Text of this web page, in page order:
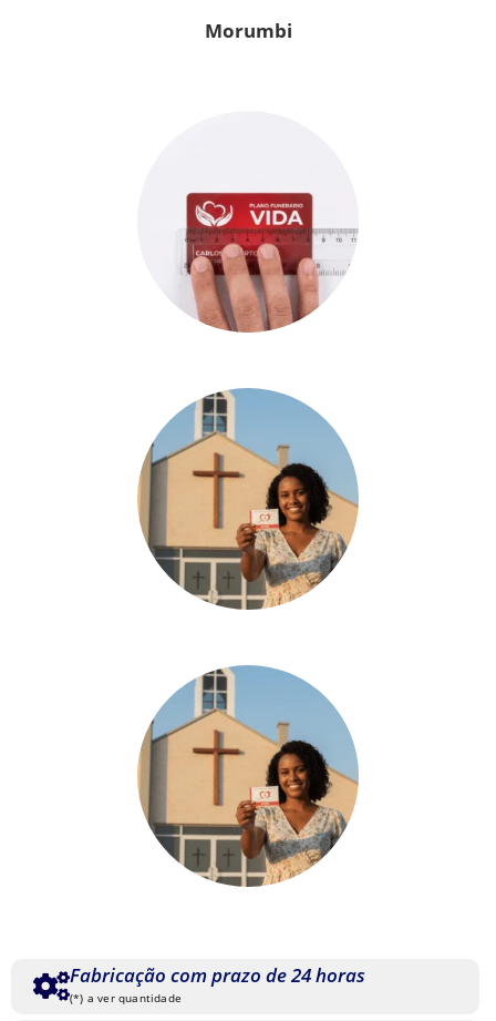
Morumbi
Fabricação com prazo de 24 horas
(*) a ver quantidade